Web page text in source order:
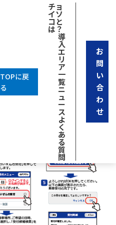
TOPに戻
る
チョ
イソ
コと
は？
導
入
エ
リ
ア
一
覧
ニ
ュ
ー
ス
よ
く
あ
る
質
問
お
問
い
合
わ
せ